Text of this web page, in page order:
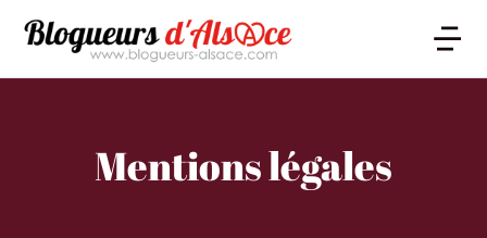
Mentions légales